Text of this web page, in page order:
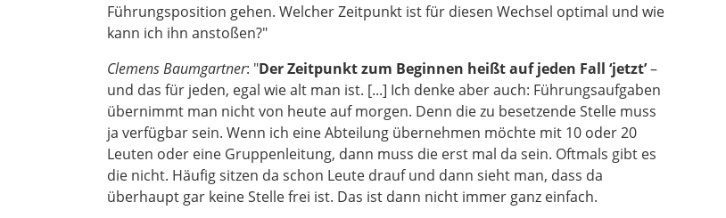
Führungsposition gehen. Welcher Zeitpunkt ist für diesen Wechsel optimal und wie
kann ich ihn anstoßen?"
Clemens Baumgartner: "Der Zeitpunkt zum Beginnen heißt auf jeden Fall ‘jetzt’–
und das für jeden, egal wie alt man ist. [...] Ich denke aber auch: Führungsaufgaben
übernimmt man nicht von heute auf morgen. Denn die zu besetzende Stelle muss
ja verfügbar sein. Wenn ich eine Abteilung übernehmen möchte mit 10 oder 20
Leuten oder eine Gruppenleitung, dann muss die erst mal da sein. Oftmals gibt es
die nicht. Häufig sitzen da schon Leute drauf und dann sieht man, dass da
überhaupt gar keine Stelle frei ist. Das ist dann nicht immer ganz einfach.